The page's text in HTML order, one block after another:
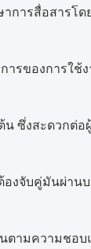
การสื่อสารโด
ารของการใช้
น ซึ่งสะดวกต่อ
องจับคู่มันผ่าน
ตามความชอบ